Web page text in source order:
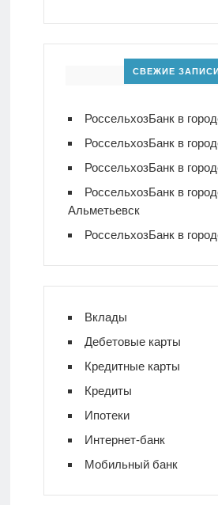
СВЕЖИЕ
РоссельхозБанк в
РоссельхозБанк в
РоссельхозБанк в
РоссельхозБанк в
Альметьевск
РоссельхозБанк в
Вклады
Дебетовые карты
Кредитные карты
Кредиты
Ипотеки
Интернет-банк
Мобильный банк